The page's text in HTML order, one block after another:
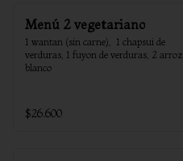
Menú 2 vegetariano
1 wantan (sin carne),  1 chapsui de
verduras, 1 fuyon de verduras, 2 arroz
blanco
$26.600